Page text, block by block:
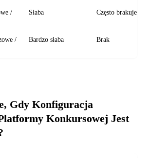
/
Słaba Często brakuje
/
Bardzo słaba Brak
Gdy Konfiguracja
Konkursowej Jest